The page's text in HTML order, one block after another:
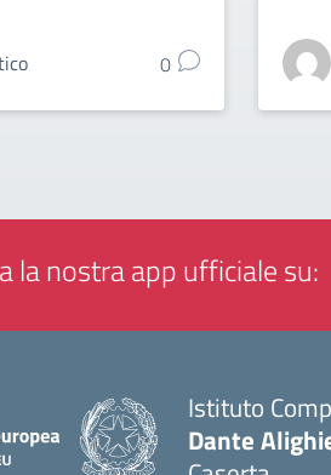
0
la nostra app ufficiale su:
Istituto
Dante